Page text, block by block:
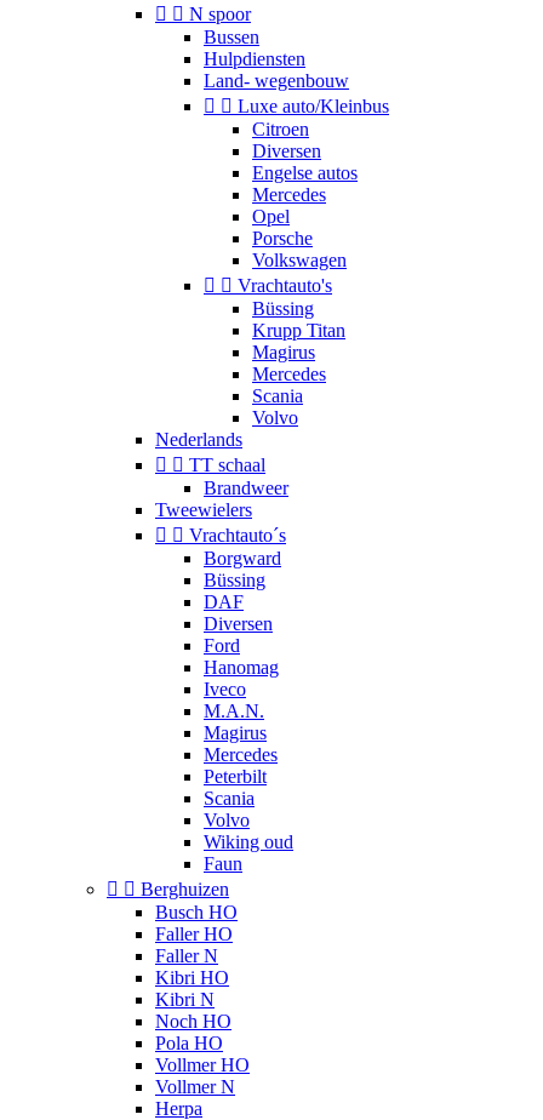
  N spoor
Bussen
Hulpdiensten
Land- wegenbouw
  Luxe auto/Kleinbus
Citroen
Diversen
Engelse autos
Mercedes
Opel
Porsche
Volkswagen
  Vrachtauto's
Büssing
Krupp Titan
Magirus
Mercedes
Scania
Volvo
Nederlands
  TT schaal
Brandweer
Tweewielers
  Vrachtauto´s
Borgward
Büssing
DAF
Diversen
Ford
Hanomag
Iveco
M.A.N.
Magirus
Mercedes
Peterbilt
Scania
Volvo
Wiking oud
Faun
  Berghuizen
Busch HO
Faller HO
Faller N
Kibri HO
Kibri N
Noch HO
Pola HO
Vollmer HO
Vollmer N
Herpa